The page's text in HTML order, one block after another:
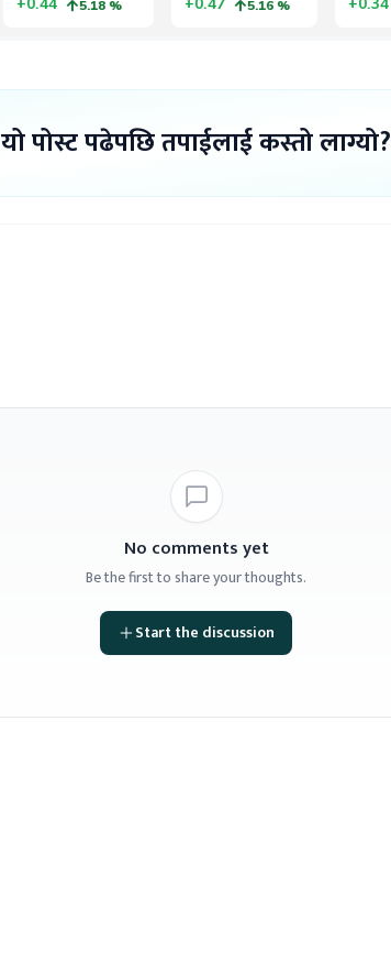
यो पोस्ट पढेपछि तपाईलाई कस्तो लाग्यो?
No comments yet
Be the first to share your thoughts.
Start the discussion